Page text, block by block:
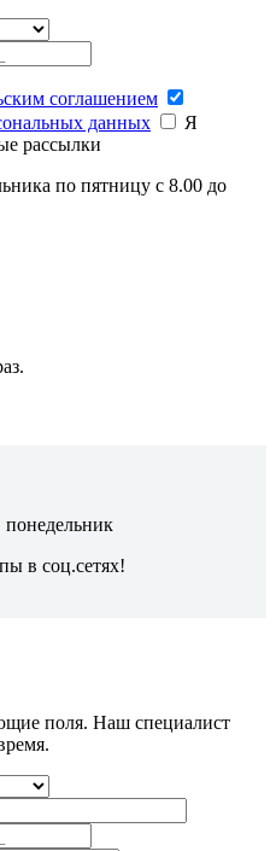
соглашением
данных
Я
рассылки
по пятницу с 8.00 до
в соц.сетях!
поля. Наш специалист